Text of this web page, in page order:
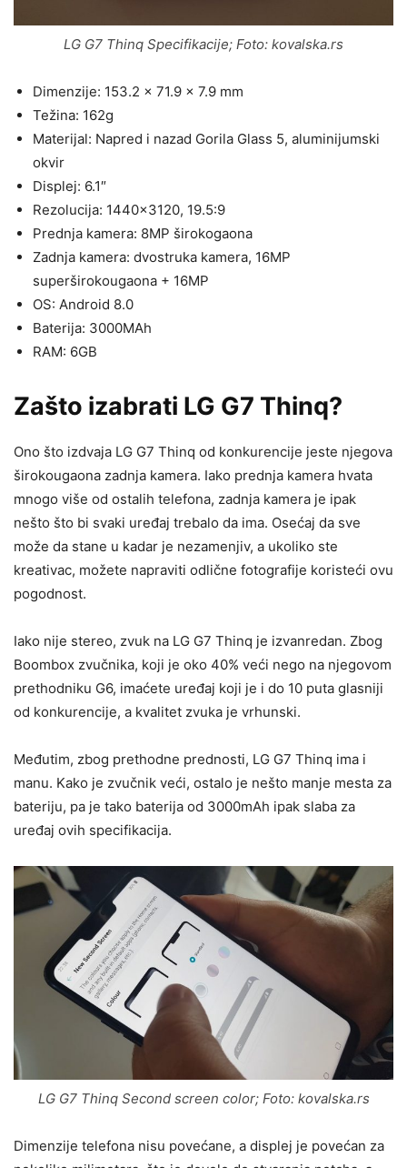
LG G7 Thinq Specifikacije; Foto: kovalska.rs
Dimenzije: 153.2 x 71.9 x 7.9 mm
Težina: 162g
Materijal: Napred i nazad Gorila Glass 5, aluminijumski
okvir
Displej: 6.1″
Rezolucija: 1440×3120, 19.5:9
Prednja kamera: 8MP širokogaona
Zadnja kamera: dvostruka kamera, 16MP
superširokougaona + 16MP
OS: Android 8.0
Baterija: 3000MAh
RAM: 6GB
Zašto izabrati LG G7 Thinq?
Ono što izdvaja LG G7 Thinq od konkurencije jeste njegova
širokougaona zadnja kamera. Iako prednja kamera hvata
mnogo više od ostalih telefona, zadnja kamera je ipak
nešto što bi svaki uređaj trebalo da ima. Osećaj da sve
može da stane u kadar je nezamenjiv, a ukoliko ste
kreativac, možete napraviti odlične fotografije koristeći ovu
pogodnost.
Iako nije stereo, zvuk na LG G7 Thinq je izvanredan. Zbog
Boombox zvučnika, koji je oko 40% veći nego na njegovom
prethodniku G6, imaćete uređaj koji je i do 10 puta glasniji
od konkurencije, a kvalitet zvuka je vrhunski.
Međutim, zbog prethodne prednosti, LG G7 Thinq ima i
manu. Kako je zvučnik veći, ostalo je nešto manje mesta za
bateriju, pa je tako baterija od 3000mAh ipak slaba za
uređaj ovih specifikacija.
LG G7 Thinq Second screen color; Foto: kovalska.rs
Dimenzije telefona nisu povećane, a displej je povećan za